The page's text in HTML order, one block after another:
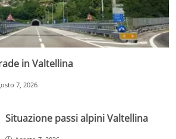
in Valtellina
7, 2026
Situazione passi alpini Valtellina